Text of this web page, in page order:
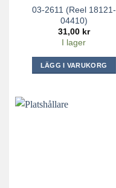
03-2611 (Reel 18121-
04410)
31,00 kr
I lager
LÄGG I VARUKORG